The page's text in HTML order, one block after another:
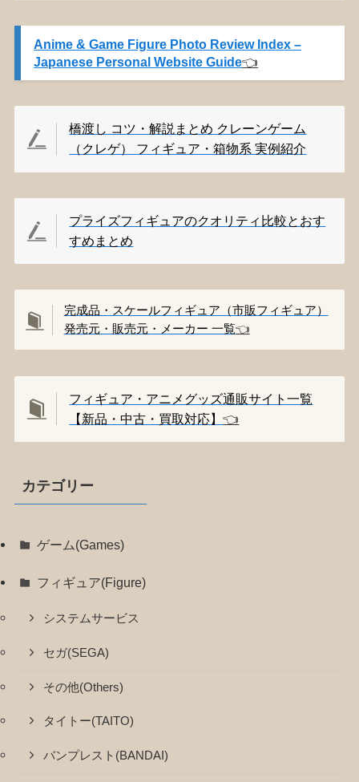
Anime & Game Figure Photo Review Index –
Japanese Personal Website Guide👈️
橋渡し コツ・解説まとめ クレーンゲーム
（クレゲ） フィギュア・箱物系 実例紹介
プライズフィギュアのクオリティ比較とおす
すめまとめ
完成品・スケールフィギュア（市販フィギュア）
発売元・販売元・メーカー 一覧👈️
フィギュア・アニメグッズ通販サイト一覧
【新品・中古・買取対応】👈️
カテゴリー
ゲーム(Games)
フィギュア(Figure)
システムサービス
セガ(SEGA)
その他(Others)
タイトー(TAITO)
バンプレスト(BANDAI)